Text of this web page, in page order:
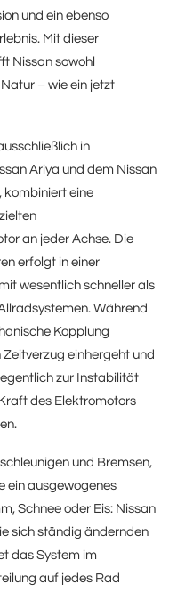
und ein ebenso
Mit dieser
Nissan sowohl
– wie ein jetzt
in
Ariya und dem Nissan
kombiniert eine
an jeder Achse. Die
erfolgt in einer
wesentlich schneller als
Während
Kopplung
einhergeht und
zur Instabilität
des Elektromotors
und Bremsen,
ein ausgewogenes
Schnee oder Eis: Nissan
sich ständig ändernden
das System im
auf jedes Rad